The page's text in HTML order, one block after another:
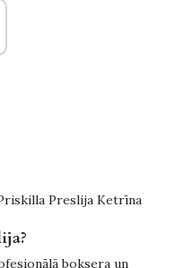
Preslija Ketrīna
boksera un